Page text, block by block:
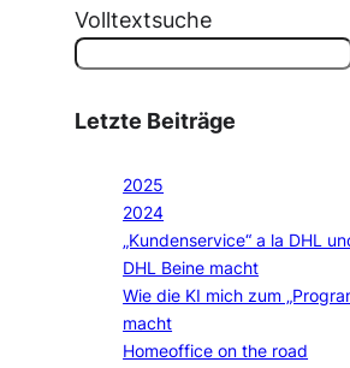
Volltextsuche
Letzte Beiträge
2025
2024
„Kundenservice“ a la DHL
DHL Beine macht
Wie die KI mich zum
macht
Homeoffice on the road